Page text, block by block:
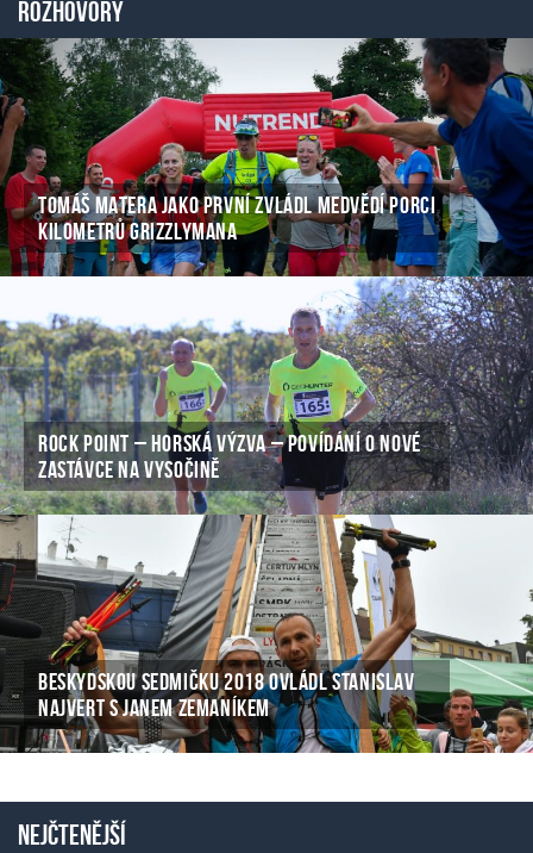
Rozhovory
TOMÁŠ MATERA JAKO PRVNÍ ZVLÁDL MEDVĚDÍ PORCI
KILOMETRŮ GRIZZLYMANA
ROCK POINT – HORSKÁ VÝZVA – POVÍDÁNÍ O NOVÉ
ZASTÁVCE NA VYSOČINĚ
BESKYDSKOU SEDMIČKU 2018 OVLÁDL STANISLAV
NAJVERT S JANEM ZEMANÍKEM
Nejčtenější